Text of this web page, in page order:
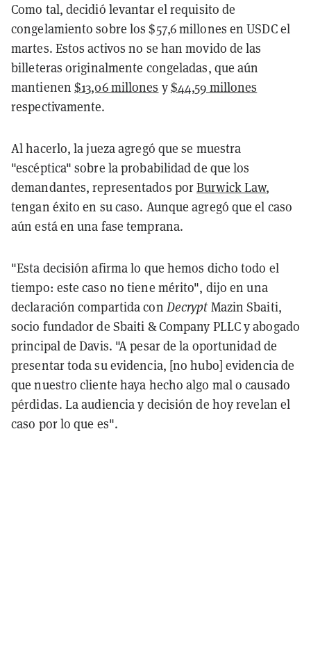
Como tal, decidió levantar el requisito de
congelamiento sobre los $57,6 millones en USDC el
martes. Estos activos no se han movido de las
billeteras originalmente congeladas, que aún
mantienen $13,06 millones y$44,59 millones
respectivamente.
Al hacerlo, la jueza agregó que se muestra
"escéptica" sobre la probabilidad de que los
demandantes, representados porBurwick Law,
tengan éxito en su caso. Aunque agregó que el caso
aún está en una fase temprana.
"Esta decisión afirma lo que hemos dicho todo el
tiempo: este caso no tiene mérito", dijo en una
declaración compartida con Decrypt Mazin Sbaiti,
socio fundador de Sbaiti & Company PLLC y abogado
principal de Davis. "A pesar de la oportunidad de
presentar toda su evidencia, [no hubo] evidencia de
que nuestro cliente haya hecho algo mal o causado
pérdidas. La audiencia y decisión de hoy revelan el
caso por lo que es".